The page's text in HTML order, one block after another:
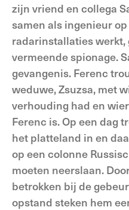
zijn vriend en collega
samen als ingenieur
radarinstallaties
vermeende spionage.
gevangenis. Ferenc
weduwe, Zsuzsa, met
verhouding had en
Ferenc is. Op een dag
het platteland in en
op een colonne
moeten neerslaan.
betrokken bij de
opstand steken hem